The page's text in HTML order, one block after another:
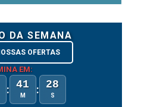
DA SEMANA
OFERTAS
EM:
: 41
M : 28
S